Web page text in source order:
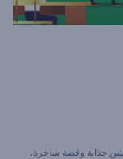
جذابة وقصة ساحرة.